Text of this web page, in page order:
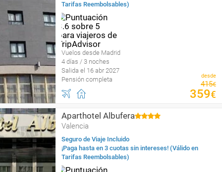
Tarifas Reembolsables)
Vuelos desde Madrid
4 días / 3 noches
Salida el 16 abr 2027
Pensión completa
desde
415€
359€
Aparthotel Albufera
Valencia
Seguro de Viaje Incluido
¡Paga hasta en 3 cuotas sin intereses! (Válido en
Tarifas Reembolsables)